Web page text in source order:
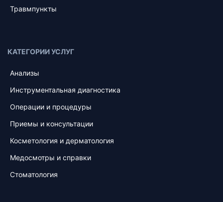
Травмпункты
КАТЕГОРИИ УСЛУГ
Анализы
Инструментальная диагностика
Операции и процедуры
Приемы и консультации
Косметология и дерматология
Медосмотры и справки
Стоматология